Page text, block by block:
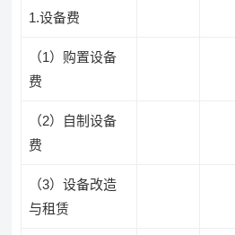
1.设备费
（1）购置设备
费
（2）自制设备
费
（3）设备改造
与租赁